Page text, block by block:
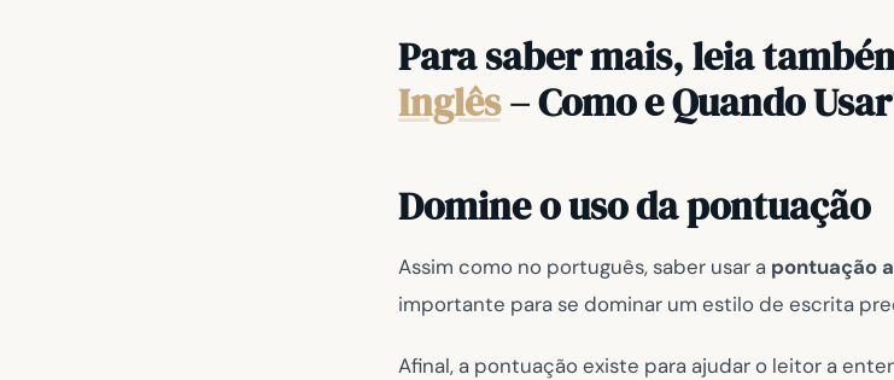
Para saber mais, leia
Inglês– Como e Quando
Domine o uso da pontuação
Assim como no português, saber usar a pontuação
importante para se dominar um estilo de escrita
Afinal, a pontuação existe para ajudar o leitor a